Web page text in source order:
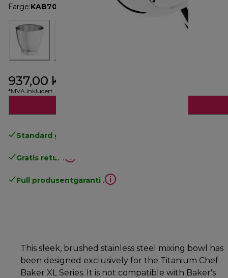
Farge:KAB70.000SS
937,00 kr
*MVA inkludert
Standard gratis levering
Gratis retur .
Full produsentgaranti .
This sleek, brushed stainless steel mixing bowl has
been designed exclusively for the Titanium Chef
Baker XL Series. It is not compatible with Baker's